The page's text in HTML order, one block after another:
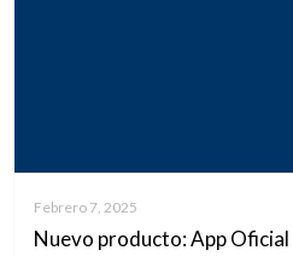
Febrero 7, 2025
Nuevo producto: App